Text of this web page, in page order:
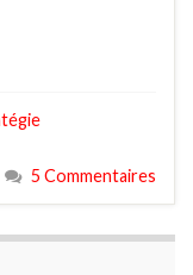
5 Commentaires